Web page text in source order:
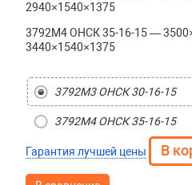
2940×1540×1375
3792М4 ОНСК 35-16-15 —
3440×1540×1375
3792М3 ОНСК 30-16-15
3792М4 ОНСК 35-16-15
Гарантия лучшей цены